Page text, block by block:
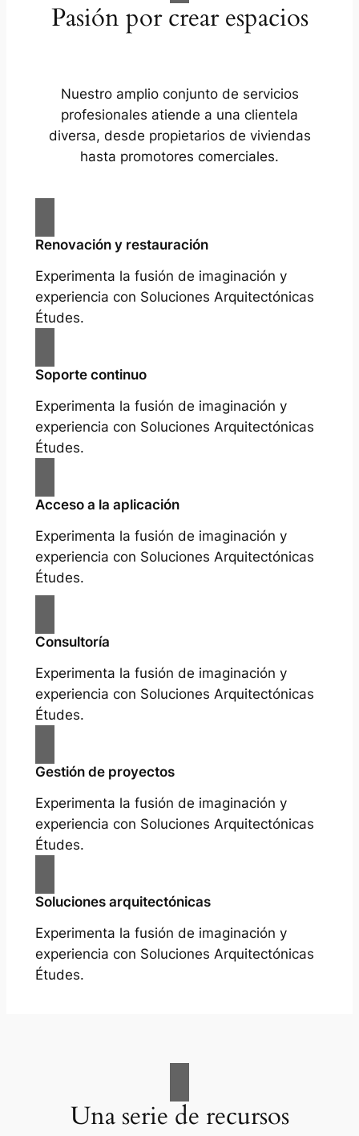
Pasión por crear espacios
Nuestro amplio conjunto de servicios
profesionales atiende a una clientela
diversa, desde propietarios de viviendas
hasta promotores comerciales.
Renovación y restauración
Experimenta la fusión de imaginación y
experiencia con Soluciones Arquitectónicas
Études.
Soporte continuo
Experimenta la fusión de imaginación y
experiencia con Soluciones Arquitectónicas
Études.
Acceso a la aplicación
Experimenta la fusión de imaginación y
experiencia con Soluciones Arquitectónicas
Études.
Consultoría
Experimenta la fusión de imaginación y
experiencia con Soluciones Arquitectónicas
Études.
Gestión de proyectos
Experimenta la fusión de imaginación y
experiencia con Soluciones Arquitectónicas
Études.
Soluciones arquitectónicas
Experimenta la fusión de imaginación y
experiencia con Soluciones Arquitectónicas
Études.
Una serie de recursos